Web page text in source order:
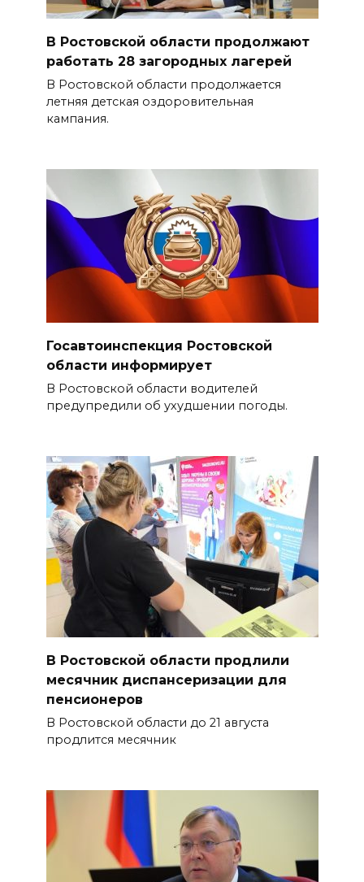
В Ростовской области продолжают
работать 28 загородных лагерей
В Ростовской области продолжается
летняя детская оздоровительная
кампания.
Госавтоинспекция Ростовской
области информирует
В Ростовской области водителей
предупредили об ухудшении погоды.
В Ростовской области продлили
месячник диспансеризации для
пенсионеров
В Ростовской области до 21 августа
продлится месячник